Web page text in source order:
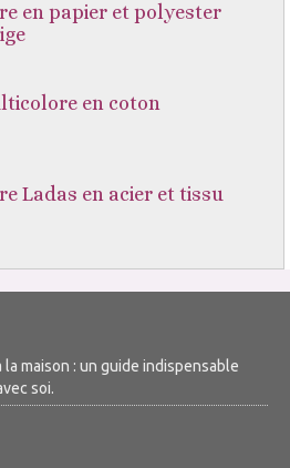
en papier et polyester
en coton
Ladas en acier et tissu
maison : un guide indispensable
soi.